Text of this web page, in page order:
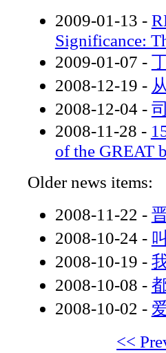
2009-01-13 -
Significance:
2009-01-07 -
2008-12-19 -
2008-12-04-
2008-11-28 -
of the GREAT
Older news items:
2008-11-22 -
2008-10-24-
2008-10-19 -
2008-10-08 -
2008-10-02 -
<<